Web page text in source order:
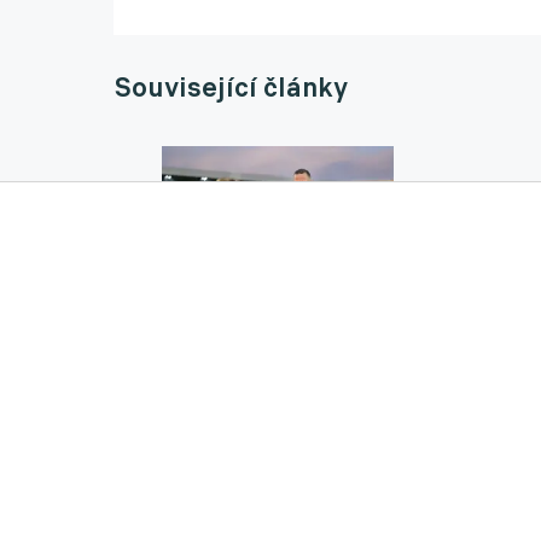
Související články